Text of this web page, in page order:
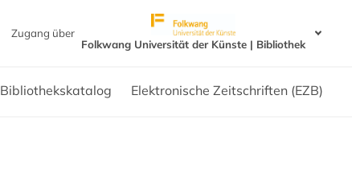
Zugang über
Folkwang Universität der Künste | Bibliothek
Bibliothekskatalog Elektronische Zeitschriften (EZB)